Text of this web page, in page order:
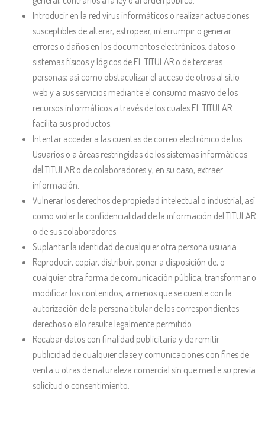
Introducir en la red virus informáticos o realizar actuaciones
susceptibles de alterar, estropear, interrumpir o generar
errores o daños en los documentos electrónicos, datos o
sistemas físicos y lógicos de EL TITULAR o de terceras
personas; así como obstaculizar el acceso de otros al sitio
web y a sus servicios mediante el consumo masivo de los
recursos informáticos a través de los cuales EL TITULAR
facilita sus productos.
Intentar acceder a las cuentas de correo electrónico de los
Usuarios o a áreas restringidas de los sistemas informáticos
del TITULAR o de colaboradores y, en su caso, extraer
información.
Vulnerar los derechos de propiedad intelectual o industrial, así
como violar la confidencialidad de la información del TITULAR
o de sus colaboradores.
Suplantar la identidad de cualquier otra persona usuaria.
Reproducir, copiar, distribuir, poner a disposición de, o
cualquier otra forma de comunicación pública, transformar o
modificar los contenidos, a menos que se cuente con la
autorización de la persona titular de los correspondientes
derechos o ello resulte legalmente permitido.
Recabar datos con finalidad publicitaria y de remitir
publicidad de cualquier clase y comunicaciones con fines de
venta u otras de naturaleza comercial sin que medie su previa
solicitud o consentimiento.